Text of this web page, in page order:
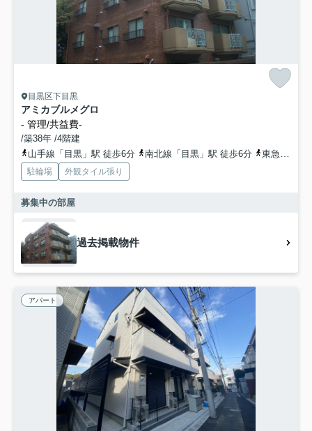
目黒区下目黒
アミカブルメグロ
- 管理/共益費-
/築38年 /4階建
山手線「目黒」駅 徒歩6分
南北線「目黒」駅 徒歩6分 東急目黒線「目黒」駅 徒歩6分
駐輪場 外観タイル張り
募集中の部屋
過去掲載物件
アパート